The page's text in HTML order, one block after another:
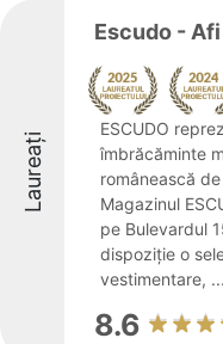
Laureați
Escudo -
ESCUDO
îmbrăcăminte
românească
Magazinul
pe Bulevardul
dispoziție o
vestimentare, ...
8.6